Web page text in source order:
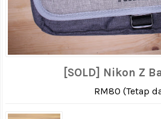
[SOLD] Nikon Z
RM80 (Tetap